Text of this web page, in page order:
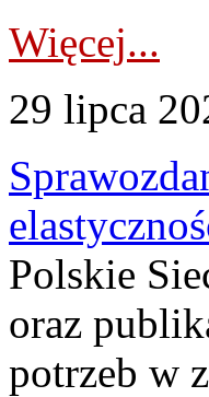
Więcej...
29 lipca
Polskie
oraz
potrzeb w